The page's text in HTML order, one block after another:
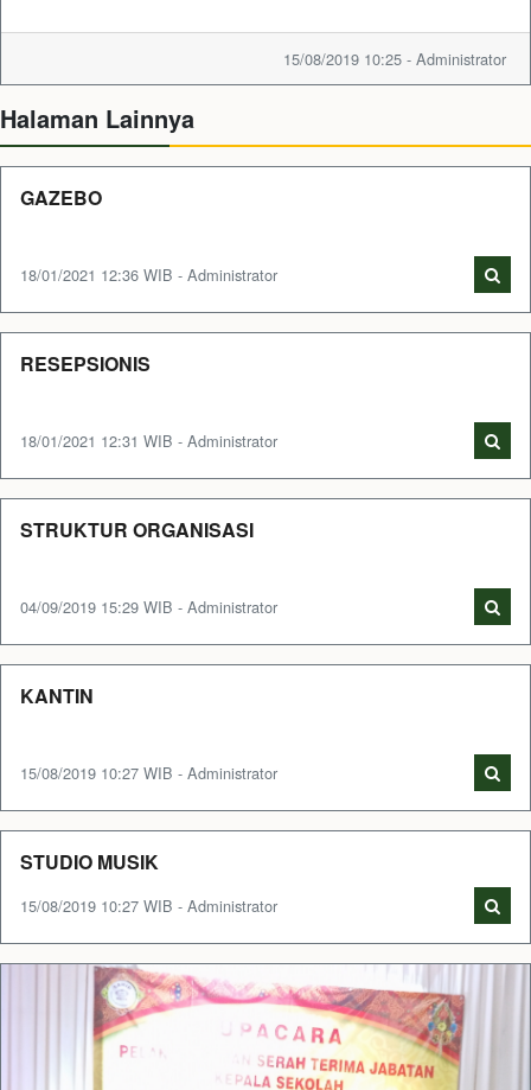
15/08/2019 10:25 - Administrator
Halaman Lainnya
GAZEBO
18/01/2021 12:36 WIB - Administrator
RESEPSIONIS
18/01/2021 12:31 WIB - Administrator
STRUKTUR ORGANISASI
04/09/2019 15:29 WIB - Administrator
KANTIN
15/08/2019 10:27 WIB - Administrator
STUDIO MUSIK
15/08/2019 10:27 WIB - Administrator